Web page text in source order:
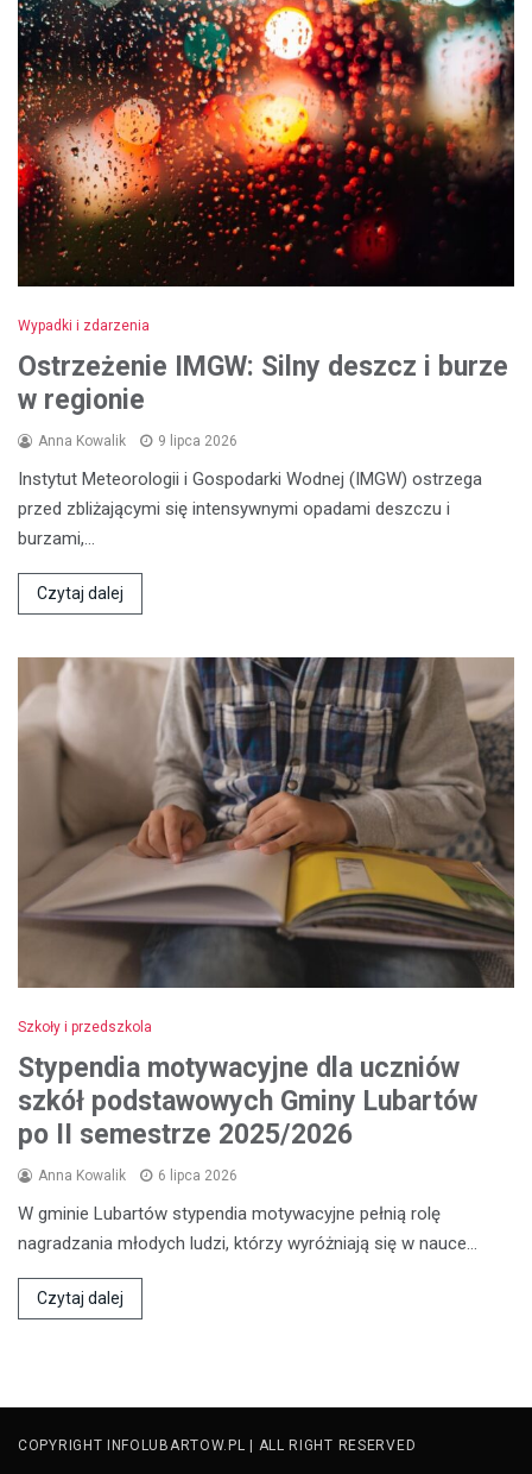
Wypadki i zdarzenia
Ostrzeżenie IMGW: Silny deszcz i burze
w regionie
Anna Kowalik 9 lipca 2026
Instytut Meteorologii i Gospodarki Wodnej (IMGW) ostrzega
przed zbliżającymi się intensywnymi opadami deszczu i
burzami,…
Czytaj dalej
Szkoły i przedszkola
Stypendia motywacyjne dla uczniów
szkół podstawowych Gminy Lubartów
po II semestrze 2025/2026
Anna Kowalik 6 lipca 2026
W gminie Lubartów stypendia motywacyjne pełnią rolę
nagradzania młodych ludzi, którzy wyróżniają się w nauce…
Czytaj dalej
COPYRIGHT INFOLUBARTOW.PL | ALL RIGHT RESERVED